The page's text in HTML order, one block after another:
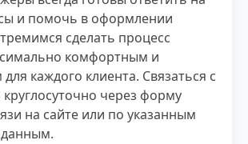
и помочь в оформлении
сделать процесс
комфортным и
каждого клиента. Связаться с
через форму
на сайте или по указанным